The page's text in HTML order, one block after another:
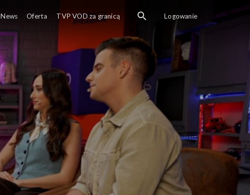
News Oferta TVP VOD za granicą Logowanie